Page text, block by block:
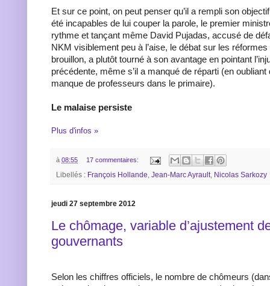
Et sur ce point, on peut penser qu’il a rempli son
été incapables de lui couper la parole, le premier
rythme et tançant même David Pujadas, accusé de
NKM visiblement peu à l’aise, le débat sur les
brouillon, a plutôt tourné à son avantage en pointant
précédente, même s’il a manqué de réparti (en oubliant
manque de professeurs dans le primaire).
Le malaise persiste
Plus d'infos »
à 08:55 17 commentaires:
Libellés : François Hollande, Jean-Marc Ayrault, Nicolas Sarkozy
jeudi 27 septembre 2012
Le chômage, variable d’ajustement
gouvernants
Selon les chiffres officiels, le nombre de chômeurs